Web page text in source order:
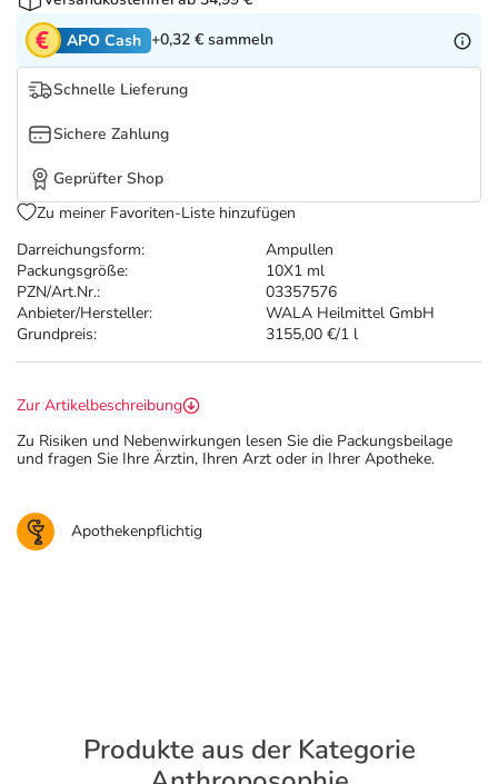
Tierapotheke
Vitamine & Mineralstoffe
Marken
Salus Deals
Darreichungsform:
Ampullen
Packungsgröße:
10X1 ml
PZN/Art.Nr.:
03357576
Anbieter/Hersteller:
WALA Heilmittel GmbH
Grundpreis:
3155,00 €/1 l
APO Cash +0,32 € sammeln
Schnelle Lieferung
Sichere Zahlung
Geprüfter Shop
Zu meiner Favoriten-Liste hinzufügen
Zur Artikelbeschreibung
Zu Risiken und Nebenwirkungen lesen Sie die Packungsbeilage
und fragen Sie Ihre Ärztin, Ihren Arzt oder in Ihrer Apotheke.
Apothekenpflichtig
Produkte aus der Kategorie